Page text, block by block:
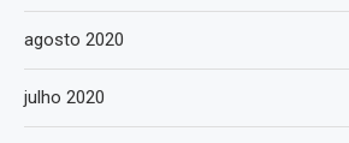
agosto 2020
julho 2020